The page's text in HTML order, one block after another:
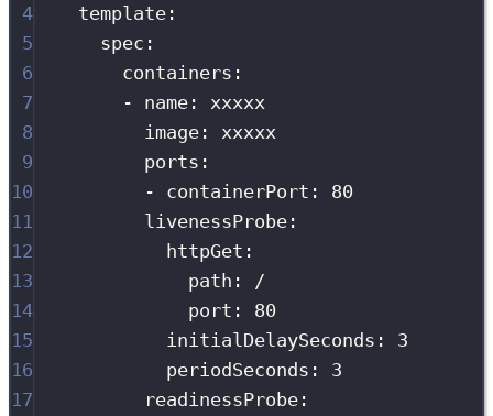
4
template :
5
spec :
6
containers :
7
- name :
xxxxx
8
image :
xxxxx
9
ports :
10
- containerPort :
80
11
livenessProbe :
12
httpGet :
13
path :
/
14
port :
80
15
initialDelaySeconds :
3
16
periodSeconds :
3
17
readinessProbe :